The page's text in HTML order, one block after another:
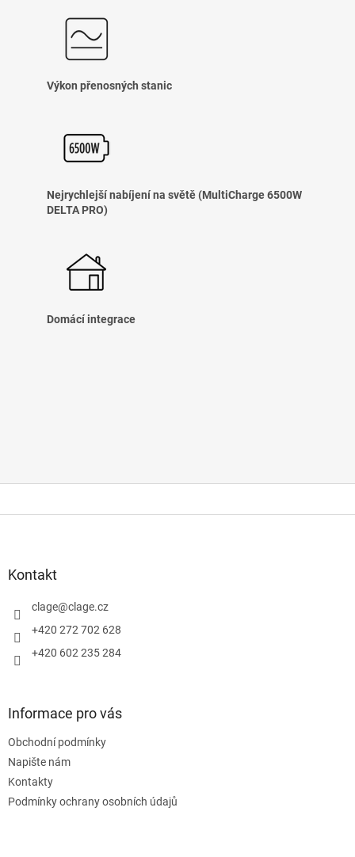
Výkon přenosných stanic
Nejrychlejší nabíjení na světě (MultiCharge 6500W
DELTA PRO)
Domácí integrace
Kontakt
clage@clage.cz
+420 272 702 628
+420 602 235 284
Informace pro vás
Obchodní podmínky
Napište nám
Kontakty
Podmínky ochrany osobních údajů